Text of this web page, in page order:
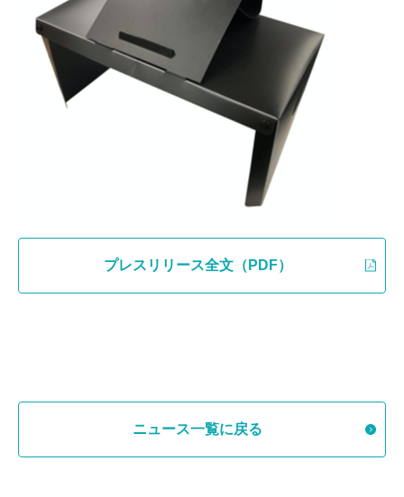
プレスリリース全文（PDF）
ニュース一覧に戻る